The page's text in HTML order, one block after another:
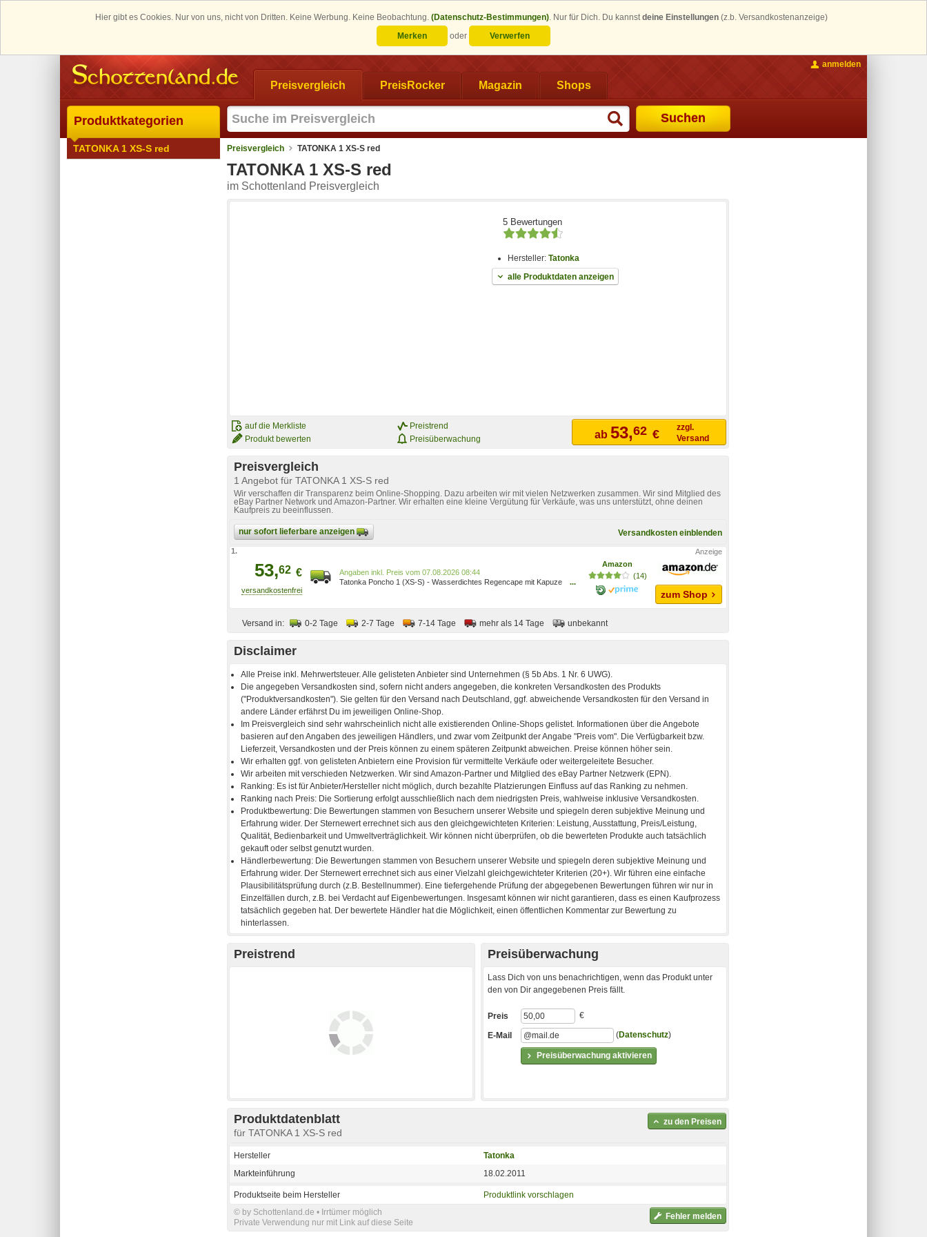
Hier gibt es Cookies. Nur von uns, nicht von Dritten. Keine Werbung. Keine Beobachtung. (Datenschutz-Bestimmungen). Nur für Dich. Du kannstdeine Einstellungen (z.b. Versandkostenanzeige)
Merken
oder Verwerfen
Preisvergleich PreisRocker Magazin Shops
Suchen
anmelden
Produktkategorien
TATONKA 1 XS-S red Preisvergleich TATONKA 1 XS-S red
TATONKA 1 XS-S red
im Schottenland Preisvergleich
5 Bewertungen
Hersteller:Tatonka
alle Produktdaten anzeigen
auf die Merkliste
Produkt bewerten
Preistrend
Preisüberwachung
ab 53,62 €
zzgl.
Versand
Preisvergleich
1 Angebot für TATONKA 1 XS-S red
Wir verschaffen dir Transparenz beim Online-Shopping. Dazu arbeiten wir mit vielen Netzwerken zusammen. Wir sind Mitglied des
eBay Partner Network und Amazon-Partner. Wir erhalten eine kleine Vergütung für Verkäufe, was uns unterstützt, ohne deinen
Kaufpreis zu beeinflussen.
nur sofort lieferbare anzeigen Versandkosten einblenden
1.
53,62 €
Preis vom 07.08.2026 08:44
Tatonka Poncho 1 (XS-S) - Wasserdichtes Regencape mit Kapuze
...
Amazon
(14)
zum Shop
Versand in: 0-2 Tage 2-7 Tage 7-14 Tage mehr als 14 Tage unbekannt
Disclaimer
Preistrend Preisüberwachung
Lass Dich von uns benachrichtigen, wenn das Produkt unter
den von Dir angegebenen Preis fällt.
Preisüberwachung aktivieren
Preis €
E-Mail (Datenschutz)
Produktdatenblatt
für TATONKA 1 XS-S red
zu den Preisen
Hersteller
Tatonka
Markteinführung
18.02.2011
Produktseite beim Hersteller Produktlink vorschlagen
Fehler melden
© by Schottenland.de • Irrtümer möglich
Private Verwendung nur mit Link auf diese Seite